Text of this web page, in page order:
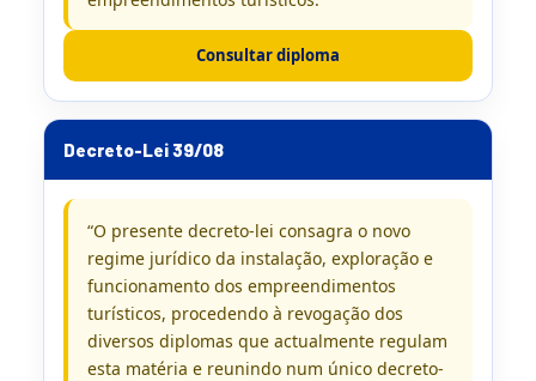
Consultar diploma
Decreto-Lei 39/08
“O presente decreto-lei consagra o novo
regime jurídico da instalação, exploração e
funcionamento dos empreendimentos
turísticos, procedendo à revogação dos
diversos diplomas que actualmente regulam
esta matéria e reunindo num único decreto-